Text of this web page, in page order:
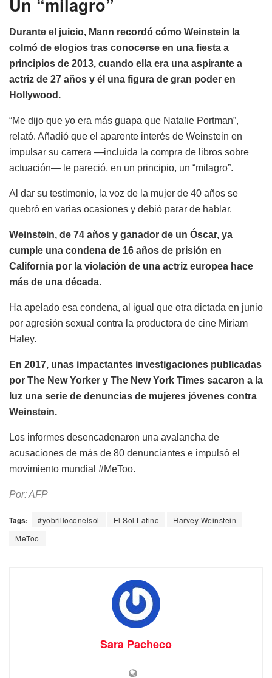
Un “milagro”
Durante el juicio, Mann recordó cómo Weinstein la
colmó de elogios tras conocerse en una fiesta a
principios de 2013, cuando ella era una aspirante a
actriz de 27 años y él una figura de gran poder en
Hollywood.
“Me dijo que yo era más guapa que Natalie Portman”,
relató. Añadió que el aparente interés de Weinstein en
impulsar su carrera —incluida la compra de libros sobre
actuación— le pareció, en un principio, un “milagro”.
Al dar su testimonio, la voz de la mujer de 40 años se
quebró en varias ocasiones y debió parar de hablar.
Weinstein, de 74 años y ganador de un Óscar, ya
cumple una condena de 16 años de prisión en
California por la violación de una actriz europea hace
más de una década.
Ha apelado esa condena, al igual que otra dictada en junio
por agresión sexual contra la productora de cine Miriam
Haley.
En 2017, unas impactantes investigaciones publicadas
por The New Yorker y The New York Times sacaron a la
luz una serie de denuncias de mujeres jóvenes contra
Weinstein.
Los informes desencadenaron una avalancha de
acusaciones de más de 80 denunciantes e impulsó el
movimiento mundial #MeToo.
Por: AFP
Tags: #yobrilloconelsol El Sol Latino
Harvey Weinstein
MeToo
Sara Pacheco